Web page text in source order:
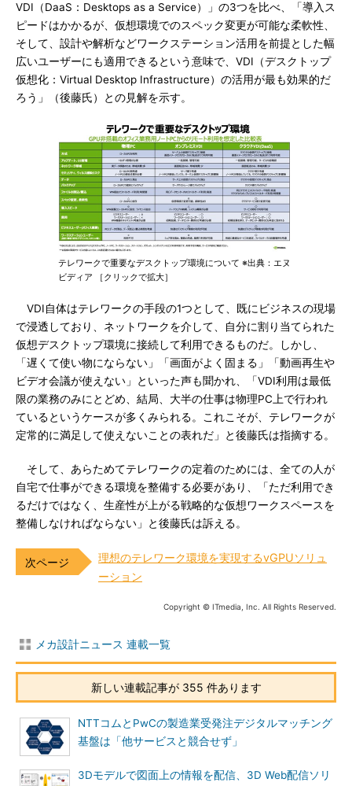
VDI（DaaS：Desktops as a Service）」の3つを比べ、「導入ス
ピードはかかるが、仮想環境でのスペック変更が可能な柔軟性、
そして、設計や解析などワークステーション活用を前提とした幅
広いユーザーにも適用できるという意味で、VDI（デスクトップ
仮想化：Virtual Desktop Infrastructure）の活用が最も効果的だ
ろう」（後藤氏）との見解を示す。
テレワークで重要なデスクトップ環境について ※出典：エヌ
ビディア ［クリックで拡大］
VDI自体はテレワークの手段の1つとして、既にビジネスの現場
で浸透しており、ネットワークを介して、自分に割り当てられた
仮想デスクトップ環境に接続して利用できるものだ。しかし、
「遅くて使い物にならない」「画面がよく固まる」「動画再生や
ビデオ会議が使えない」といった声も聞かれ、「VDI利用は最低
限の業務のみにとどめ、結局、大半の仕事は物理PC上で行われ
ているというケースが多くみられる。これこそが、テレワークが
定常的に満足して使えないことの表れだ」と後藤氏は指摘する。
そして、あらためてテレワークの定着のためには、全ての人が
自宅で仕事ができる環境を整備する必要があり、「ただ利用でき
るだけではなく、生産性が上がる戦略的な仮想ワークスペースを
整備しなければならない」と後藤氏は訴える。
理想のテレワーク環境を実現するvGPUソリュ
ーション
Copyright © ITmedia, Inc. All Rights Reserved.
メカ設計ニュース 連載一覧
新しい連載記事が 355 件あります
NTTコムとPwCの製造業受発注デジタルマッチング
基盤は「他サービスと競合せず」
3Dモデルで図面上の情報を配信、3D Web配信ソリ